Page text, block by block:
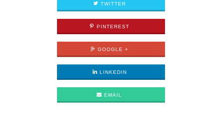
TWITTER
PINTEREST
GOOGLE +
LINKEDIN
EMAIL